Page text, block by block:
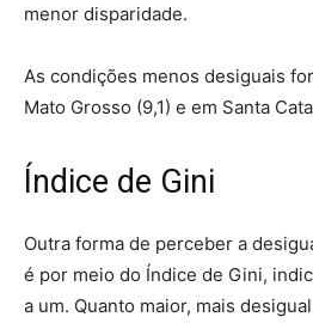
menor disparidade.
As condições menos desiguais
Mato Grosso (9,1) e em Santa
Índice de Gini
Outra forma de perceber a
é por meio do Índice de Gini,
a um. Quanto maior, mais